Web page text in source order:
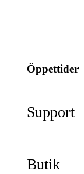
Öppettider
Support
Butik